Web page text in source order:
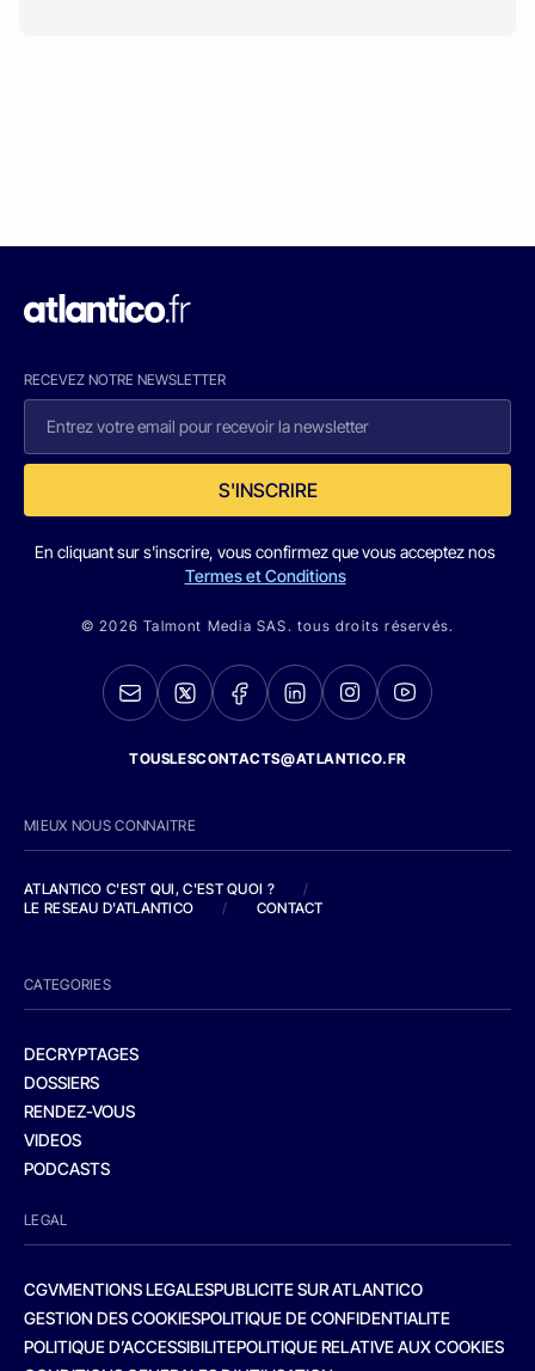
RECEVEZ NOTRE NEWSLETTER
S'INSCRIRE
En cliquant sur s'inscrire, vous confirmez que vous acceptez nos
Termes et Conditions
© 2026 Talmont Media SAS. tous droits réservés.
TOUSLESCONTACTS@ATLANTICO.FR
MIEUX NOUS CONNAITRE
ATLANTICO C'EST QUI, C'EST QUOI ?
/
LE RESEAU D'ATLANTICO
/ CONTACT
CATEGORIES
DECRYPTAGES
DOSSIERS
RENDEZ-VOUS
VIDEOS
PODCASTS
LEGAL
CGVMENTIONS LEGALESPUBLICITE SUR ATLANTICO
GESTION DES COOKIESPOLITIQUE DE CONFIDENTIALITE
POLITIQUE D’ACCESSIBILITEPOLITIQUE RELATIVE AUX COOKIES